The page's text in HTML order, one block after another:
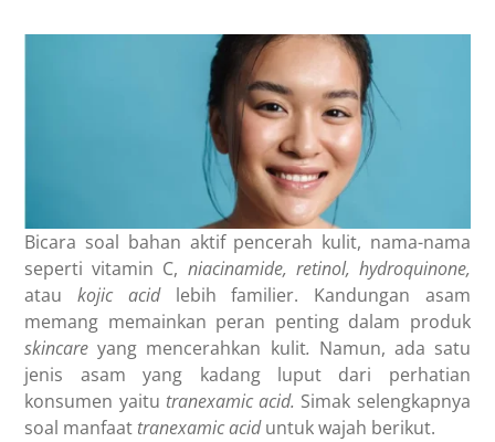
Bicara soal bahan aktif pencerah kulit, nama-nama
seperti vitamin C, niacinamide, retinol, hydroquinone,
ataukojic acid lebih familier. Kandungan asam
memang memainkan peran penting dalam produk
skincareyang mencerahkan kulit. Namun, ada satu
jenis asam yang kadang luput dari perhatian
konsumen yaitu tranexamic acid. Simak selengkapnya
soal manfaat tranexamic aciduntuk wajah berikut.